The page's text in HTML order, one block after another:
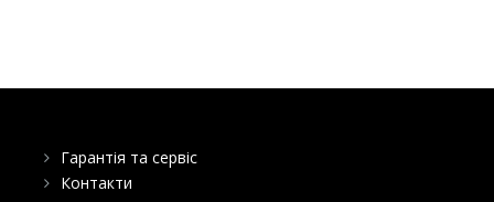
Гарантія та сервіс
Контакти